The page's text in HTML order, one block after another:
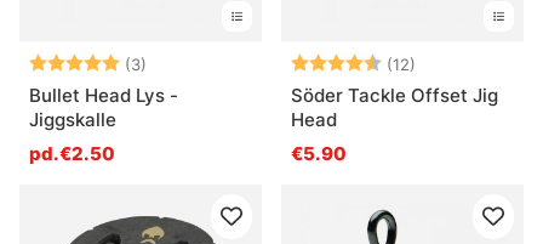
Note: (3)
Bullet Head Lys -
Jiggskalle
pd.€2.50
Note: (12)
Söder Tackle Offset Jig
Head
€5.90